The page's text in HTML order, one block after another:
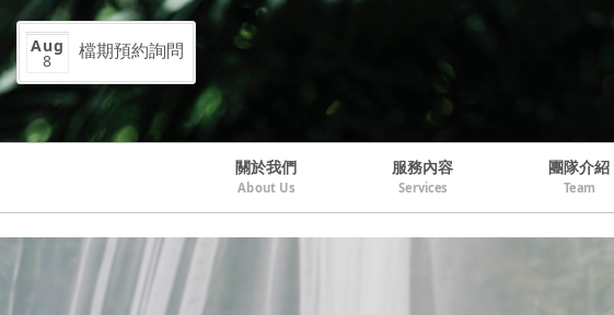
Aug
8 檔期預約詢問
關於我們
About Us
服務內容
Services
團隊介紹
Team